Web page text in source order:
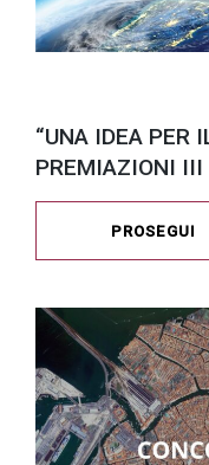
“UNA IDEA PER
PREMIAZIONI III
PROSEGUI